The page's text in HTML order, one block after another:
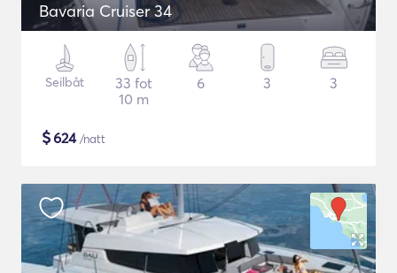
Bavaria Cruiser 34
Seilbåt
33 fot
10 m
6 3 3
$624/natt